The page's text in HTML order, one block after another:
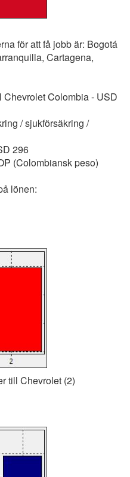
för att få jobb är: Bogotá
Cartagena,
Colombia - USD
/ sjukförsäkring /
296
(Colombiansk peso)
lönen:
till Chevrolet (2)